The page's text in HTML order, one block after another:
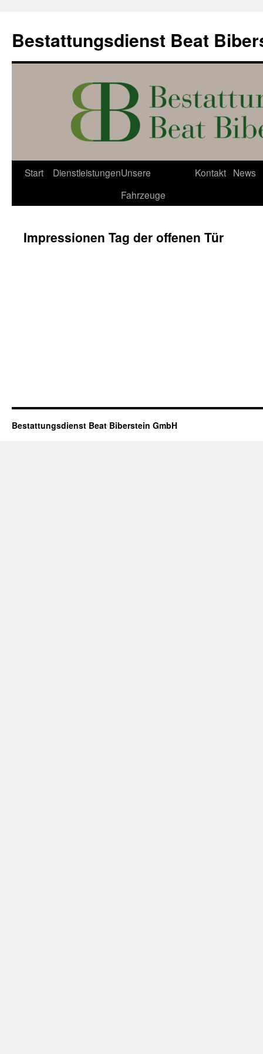
Inhalt
Bestattungsdienst Beat
Start DienstleistungenUnsere
Fahrzeuge
Kontakt News
Impressionen Tag der offenen Tür
Bestattungsdienst Beat Biberstein GmbH